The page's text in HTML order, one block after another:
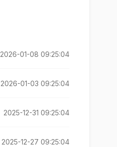
2026-01-08 09:25:04
2026-01-03 09:25:04
2025-12-31 09:25:04
2025-12-27 09:25:04